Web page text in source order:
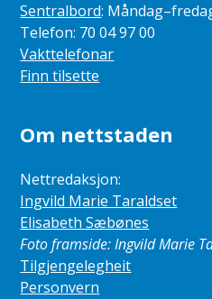
Sentralbord:
Telefon: 70 04 97 00
Vakttelefonar
Finn tilsette
Om nettstaden
Nettredaksjon:
Ingvild Marie Taraldset
Elisabeth Sæbønes
Foto framside: Ingvild Marie
Tilgjengelegheit
Personvern